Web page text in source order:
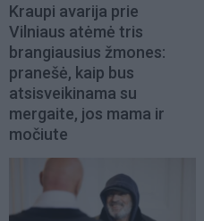
Kraupi avarija prie
Vilniaus atėmė tris
brangiausius žmones:
pranešė, kaip bus
atsisveikinama su
mergaite, jos mama ir
močiute